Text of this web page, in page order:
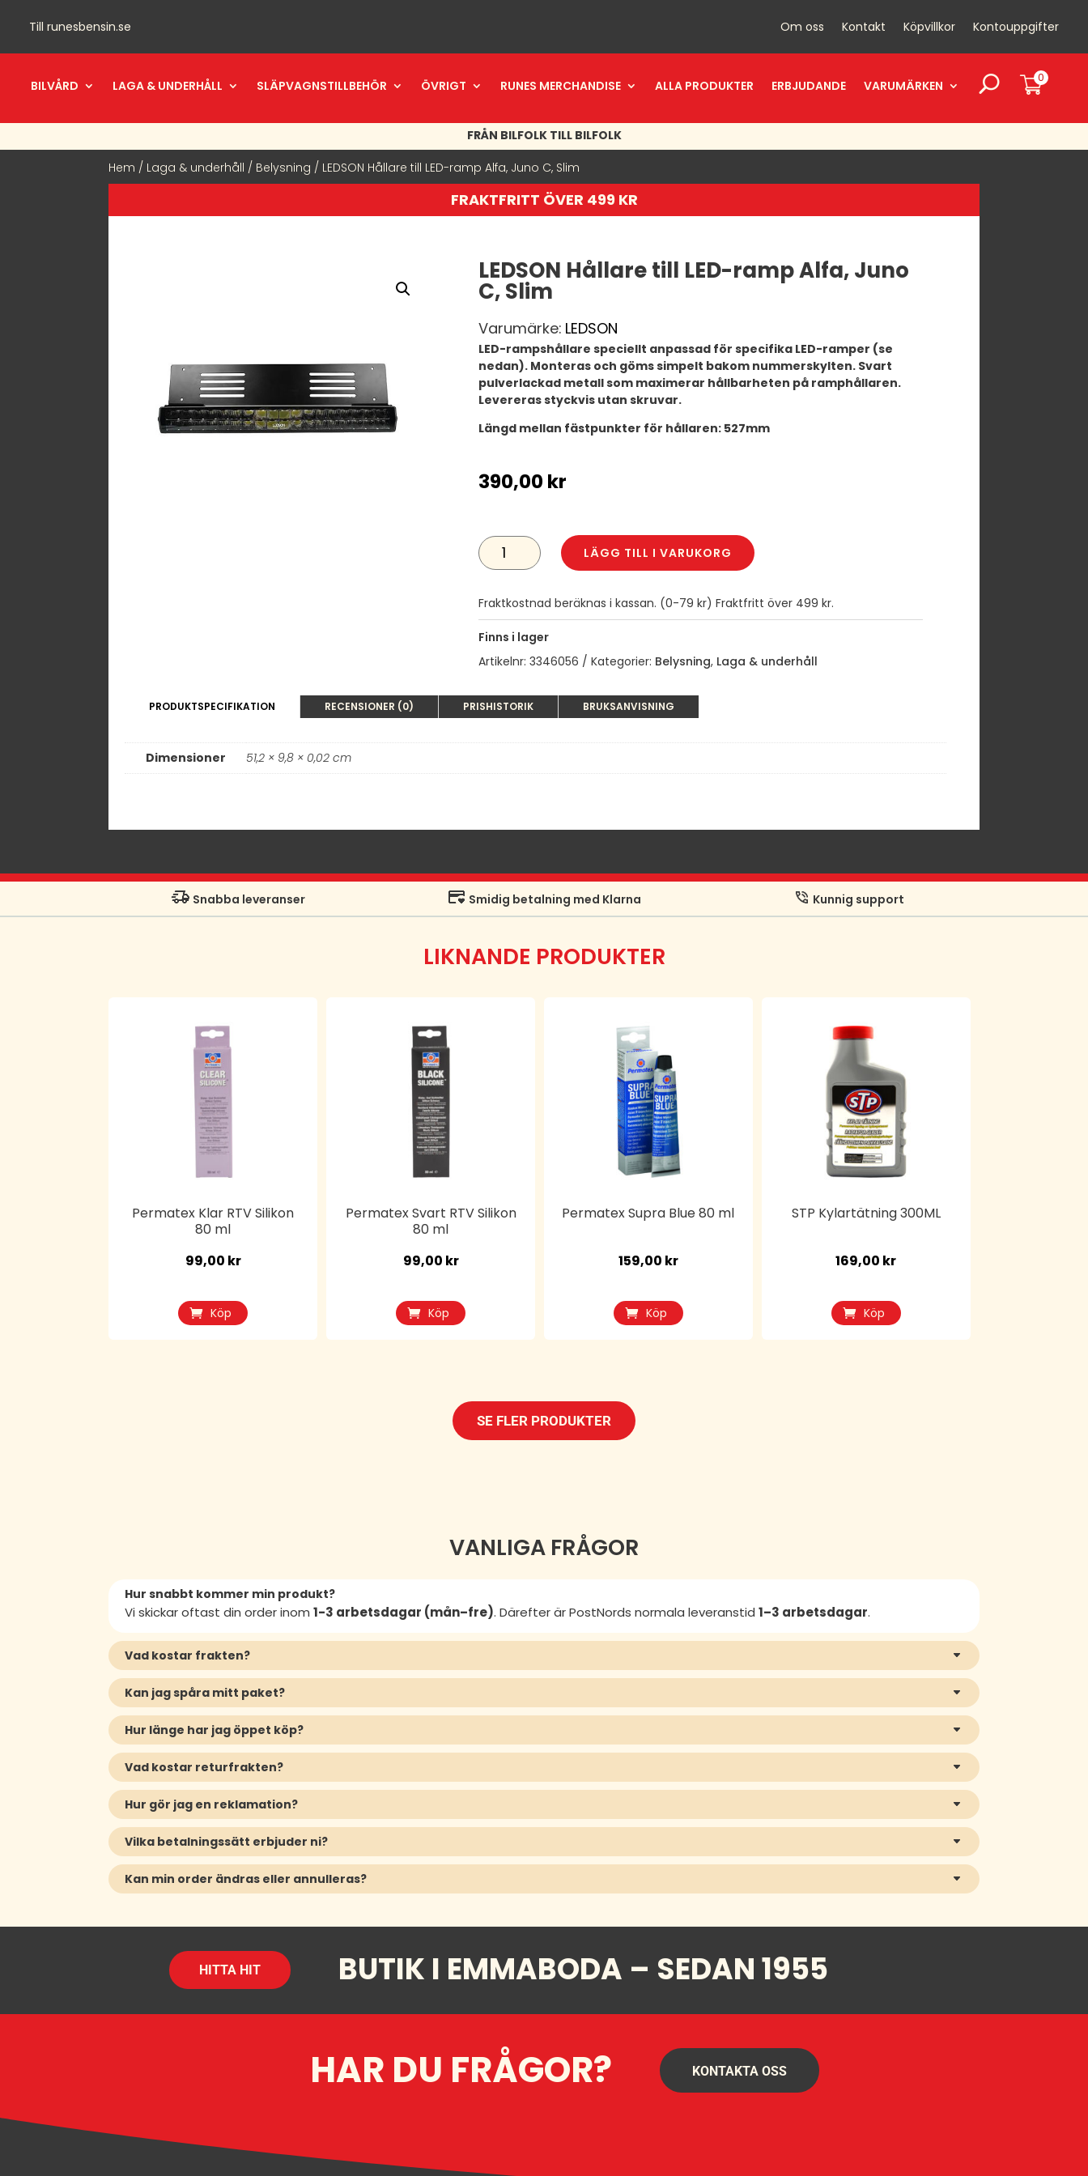
Till runesbensin.se Om oss Kontakt Köpvillkor Kontouppgifter
BILVÅRD LAGA & UNDERHÅLL SLÄPVAGNSTILLBEHÖR ÖVRIGT RUNES MERCHANDISE ALLA PRODUKTER ERBJUDANDE VARUMÄRKEN
0
FRÅN BILFOLK TILL BILFOLK
Hem / Laga & underhåll / Belysning / LEDSON Hållare till LED-ramp Alfa, Juno C, Slim
FRAKTFRITT ÖVER 499 KR
LEDSON Hållare till LED-ramp Alfa, Juno
C, Slim
Varumärke: LEDSON
LED-rampshållare speciellt anpassad för specifika LED-ramper (se
nedan). Monteras och göms simpelt bakom nummerskylten. Svart
pulverlackad metall som maximerar hållbarheten på ramphållaren.
Levereras styckvis utan skruvar.
Längd mellan fästpunkter för hållaren: 527mm
390,00 kr
LEDSON
HÅLLARE
TILL
LED-
ALFA,
JUNO
C,
SLIM
MÄNGD
LÄGG TILL I VARUKORG
Fraktkostnad beräknas i kassan. (0-79 kr) Fraktfritt över 499 kr.
Finns i lager
Artikelnr: 3346056 Kategorier: Belysning, Laga & underhåll
PRODUKTSPECIFIKATION RECENSIONER (0) PRISHISTORIK BRUKSANVISNING
Dimensioner 51,2 × 9,8 × 0,02 cm
Snabba leveranser Smidig betalning med Klarna Kunnig support
LIKNANDE PRODUKTER
Permatex Klar RTV Silikon
80 ml
99,00 kr
Köp
Permatex Svart RTV Silikon
80 ml
99,00 kr
Köp
Permatex Supra Blue 80 ml
159,00 kr
Köp
STP Kylartätning 300ML
169,00 kr
Köp
SE FLER PRODUKTER
VANLIGA FRÅGOR
Hur snabbt kommer min produkt?
Vi skickar oftast din order inom1-3 arbetsdagar (mån–fre). Därefter är PostNords normala leveranstid1–3 arbetsdagar.
Vad kostar frakten?
Kan jag spåra mitt paket?
Hur länge har jag öppet köp?
Vad kostar returfrakten?
Hur gör jag en reklamation?
Vilka betalningssätt erbjuder ni?
Kan min order ändras eller annulleras?
HITTA HIT BUTIK I EMMABODA – SEDAN 1955
HAR DU FRÅGOR? KONTAKTA OSS